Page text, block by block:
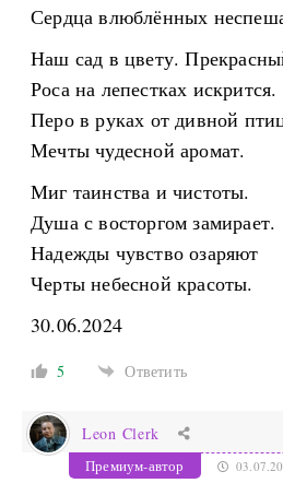
Сердца влюблённых
Наш сад в цвету.
Роса на лепестках искрится.
Перо в руках от дивной
Мечты чудесной аромат.
Миг таинства и чистоты.
Душа с восторгом замирает.
Надежды чувство озаряют
Черты небесной красоты.
30.06.2024
5 Ответить
Leon Clerk
Премиум-автор